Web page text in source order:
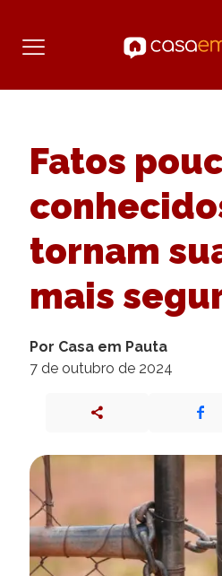
Fatos
tornam
mais
Por Casa em Pauta
7 de outubro de 2024